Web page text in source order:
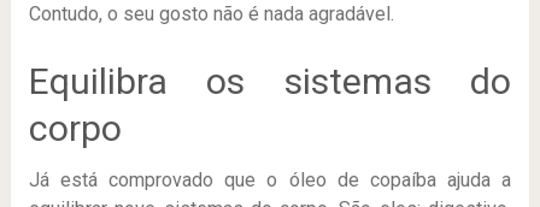
Contudo, o seu gosto não é nada agradável.
Equilibra os sistemas do
corpo
Já está comprovado que o óleo de copaíba ajuda a